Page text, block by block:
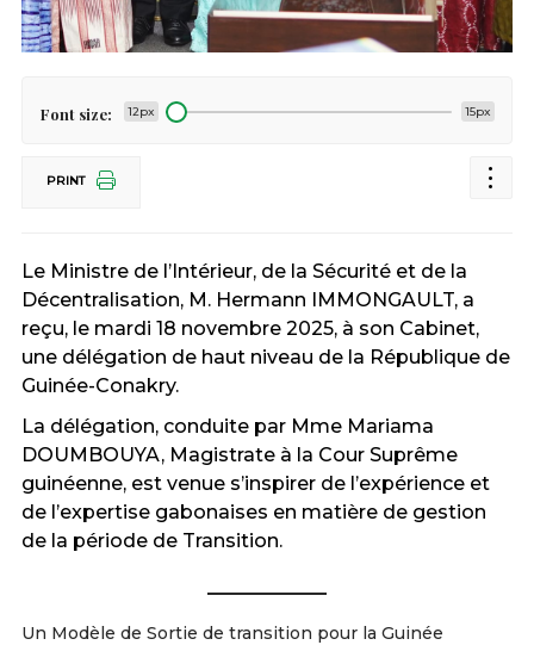
Font size: 12px 15px
PRINT
Le Ministre de l’Intérieur, de la Sécurité et de la
Décentralisation, M. Hermann IMMONGAULT, a
reçu, le mardi 18 novembre 2025, à son Cabinet,
une délégation de haut niveau de la République de
Guinée-Conakry.
La délégation, conduite par Mme Mariama
DOUMBOUYA, Magistrate à la Cour Suprême
guinéenne, est venue s’inspirer de l’expérience et
de l’expertise gabonaises en matière de gestion
de la période de Transition.
Un Modèle de Sortie de transition pour la Guinée